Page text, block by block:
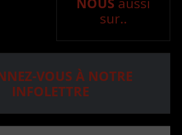
sur..
VOUS À NOTRE
INFOLETTRE